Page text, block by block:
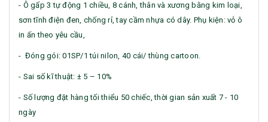
- Ô gấp 3 tự động 1 chiều, 8 cánh, thân và xương bằng kim loại,
sơn tĩnh điện đen, chống rỉ, tay cầm nhựa có dây. Phụ kiện: vỏ ô
in ấn theo yêu cầu,
- Đóng gói: 01SP/1 túi nilon, 40 cái/ thùng cartoon.
- Sai số kĩ thuật: ± 5 – 10%
- Số lượng đặt hàng tối thiểu 50 chiếc, thời gian sản xuất 7 - 10
ngày